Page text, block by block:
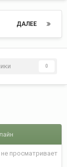
ДАЛЕЕ
0
просматривает